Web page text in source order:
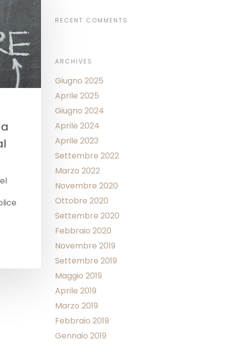
RECENT COMMENTS
ARCHIVES
Giugno 2025
Aprile 2025
Giugno 2024
Aprile 2024
Aprile 2023
Settembre 2022
Marzo 2022
Novembre 2020
Ottobre 2020
Settembre 2020
Febbraio 2020
Novembre 2019
Settembre 2019
Maggio 2019
Aprile 2019
Marzo 2019
Febbraio 2019
Gennaio 2019